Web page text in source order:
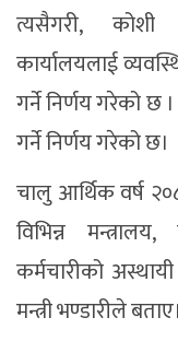
त्यसैगरी, कोशी
कार्यालयलाई
गर्ने निर्णय गरेको छ
गर्ने निर्णय गरेको छ।
चालु आर्थिक वर्ष
विभिन्न
कर्मचारीको
मन्त्री भण्डारीले बताए।